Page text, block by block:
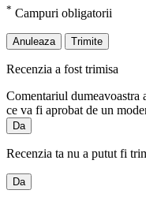
* Campuri obligatorii
Anuleaza Trimite
Recenzia a fost trimisa
Comentariul
ce va fi aprobat de un
Da
Recenzia ta nu a putut fi
Da